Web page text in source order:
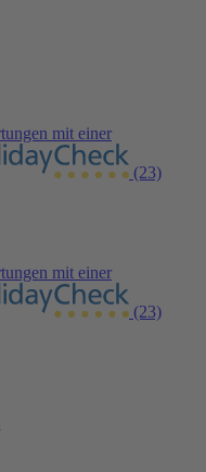
mit einer
(23)
mit einer
(23)